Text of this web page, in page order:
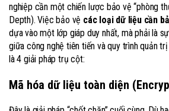
nghiệp cần một chiến lược bảo vệ “phòng
Depth). Việc bảo vệ các loại dữ liệu cần
dựa vào một lớp giáp duy nhất, mà phải là
giữa công nghệ tiên tiến và quy trình quản
là 4 giải pháp trụ cột:
Mã hóa dữ liệu toàn diện